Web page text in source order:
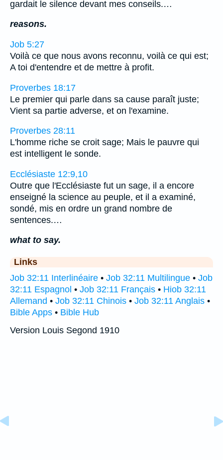
gardait le silence devant mes conseils.…
reasons.
Job 5:27
Voilà ce que nous avons reconnu, voilà ce qui est;
A toi d'entendre et de mettre à profit.
Proverbes 18:17
Le premier qui parle dans sa cause paraît juste;
Vient sa partie adverse, et on l'examine.
Proverbes 28:11
L'homme riche se croit sage; Mais le pauvre qui
est intelligent le sonde.
Ecclésiaste 12:9,10
Outre que l'Ecclésiaste fut un sage, il a encore
enseigné la science au peuple, et il a examiné,
sondé, mis en ordre un grand nombre de
sentences.…
what to say.
Links
Job 32:11 Interlinéaire • Job 32:11 Multilingue • Job
32:11 Espagnol • Job 32:11 Français • Hiob 32:11
Allemand • Job 32:11 Chinois • Job 32:11 Anglais •
Bible Apps • Bible Hub
Version Louis Segond 1910